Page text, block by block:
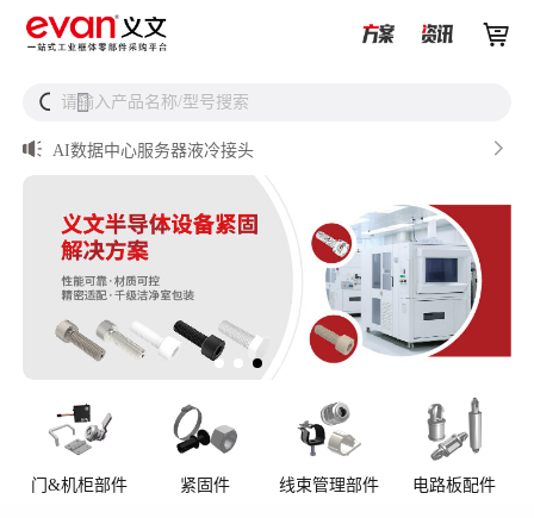

 
请输入产品名称/型号搜索
解决方案
储能逆变器密封件推介
AI数据中心服务器液冷接头 
UQD vs UQDB怎么选？数据中心液冷接头选型（含OCP标
储能设备为什么必须用防松螺母？ 
门&机柜部件 紧固件 线束管理部件 电路板配件